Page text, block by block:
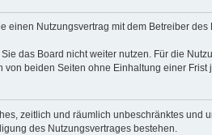
einen Nutzungsvertrag mit dem Betreiber
das Board nicht weiter nutzen. Für die
beiden Seiten ohne Einhaltung einer
zeitlich und räumlich unbeschränktes und
des Nutzungsvertrages bestehen.